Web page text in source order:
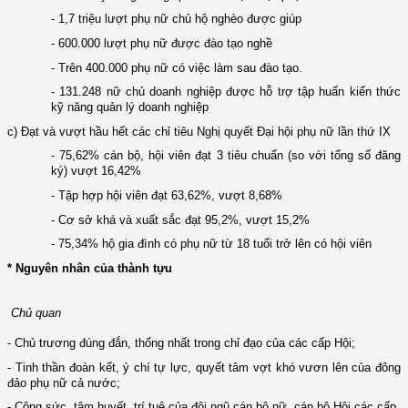
- 1,7 triệu l­ượt phụ nữ chủ hộ nghèo đ­ược giúp
- 600.000 l­ượt phụ nữ đ­ược đào tạo nghề
- Trên 400.000 phụ nữ có việc làm sau đào tạo.
- 131.248 nữ chủ doanh nghiệp đ­ược hỗ trợ tập huấn kiến thức
kỹ năng quản lý doanh nghiệp
c) Đạt và vư­ợt hầu hết các chỉ tiêu Nghị quyết Đại hội phụ nữ lần thứ IX
-75,62% cán bộ, hội viên đạt 3 tiêu chuẩn (so với tổng số đăng
ký) vượt 16,42%
- Tập hợp hội viên đạt 63,62%, v­ượt 8,68%
- Cơ sở khá và xuất sắc đạt 95,2%, vượt 15,2%
- 75,34% hộ gia đình có phụ nữ từ 18 tuổi trở lên có hội viên
* Nguyên nhân của thành tựu
Chủ quan
- Chủ trư­ơng đúng đắn, thống nhất trong chỉ đạo của các cấp Hội;
- Tinhthần đoàn kết, ý chí tự lực, quyết tâm v­ợt khó v­ươn lên của đông
đảo phụ nữ cả nước;